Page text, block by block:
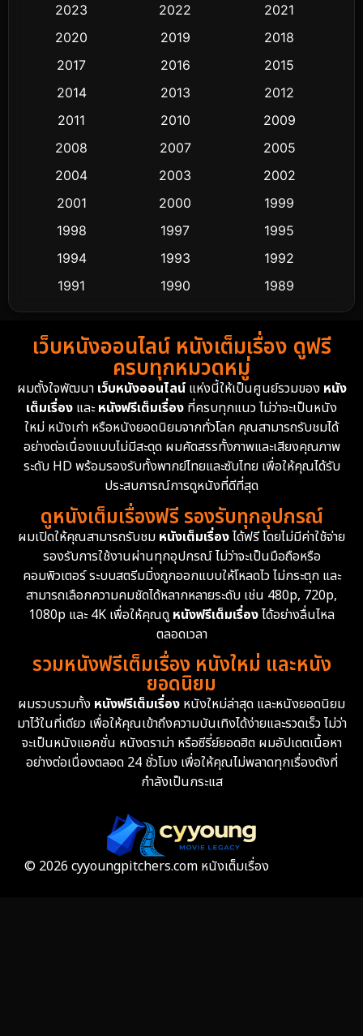
Classic หนังคลาสสิก
Comedy ตลก 453
Crime อาชญากรรม 530
Cult Film
Dance เต้น
Detective สืบสวน
Detective สืบสวน
Disney+ 4
Documentary สารคดี 95
Drama ดราม่า
Dystopian 16
Emotional 61
Epic มหากาพย์ 225
Family ครอบครัว 372
Fantasy จินตนาการ 339
Fiction 9
2023
2022
2021
2020
2019
2018
2017
2016
2015
2014
2013
2012
2011
2010
2009
2008
2007
2005
2004
2003
2002
2001
2000
1999
1998
1997
1995
1994
1993
1992
1991
1990
1989
1988
1986
1985
1983
1982
1981
1974
1962
เว็บหนังออนไลน์ หนังเต็มเรื่อง ดูฟรี
ครบทุกหมวดหมู่
ผมตั้งใจพัฒนา เว็บหนังออนไลน์แห่งนี้ให้เป็นศูนย์รวมของ หนัง
เต็มเรื่อง และหนังฟรีเต็มเรื่อง ที่ครบทุกแนว ไม่ว่าจะเป็นหนัง
ใหม่ หนังเก่า หรือหนังยอดนิยมจากทั่วโลก คุณสามารถรับชมได้
อย่างต่อเนื่องแบบไม่มีสะดุด ผมคัดสรรทั้งภาพและเสียงคุณภาพ
ระดับ HD พร้อมรองรับทั้งพากย์ไทยและซับไทย เพื่อให้คุณได้รับ
ประสบการณ์การดูหนังที่ดีที่สุด
ดูหนังเต็มเรื่องฟรี รองรับทุกอุปกรณ์
ผมเปิดให้คุณสามารถรับชม หนังเต็มเรื่องได้ฟรี โดยไม่มีค่าใช้จ่าย
รองรับการใช้งานผ่านทุกอุปกรณ์ ไม่ว่าจะเป็นมือถือหรือ
คอมพิวเตอร์ ระบบสตรีมมิ่งถูกออกแบบให้โหลดไว ไม่กระตุก และ
สามารถเลือกความคมชัดได้หลากหลายระดับ เช่น 480p, 720p,
1080p และ 4K เพื่อให้คุณดู หนังฟรีเต็มเรื่องได้อย่างลื่นไหล
ตลอดเวลา
รวมหนังฟรีเต็มเรื่อง หนังใหม่ และหนัง
ยอดนิยม
ผมรวบรวมทั้ง หนังฟรีเต็มเรื่อง หนังใหม่ล่าสุด และหนังยอดนิยม
มาไว้ในที่เดียว เพื่อให้คุณเข้าถึงความบันเทิงได้ง่ายและรวดเร็ว ไม่ว่า
จะเป็นหนังแอคชั่น หนังดราม่า หรือซีรี่ย์ยอดฮิต ผมอัปเดตเนื้อหา
อย่างต่อเนื่องตลอด 24 ชั่วโมง เพื่อให้คุณไม่พลาดทุกเรื่องดังที่
กำลังเป็นกระแส
© 2026 cyyoungpitchers.com หนังเต็มเรื่อง